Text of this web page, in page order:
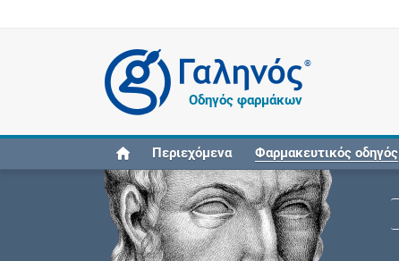
®
Οδηγός φαρμάκων
Περιεχόμενα Φαρμακευτικός οδηγός